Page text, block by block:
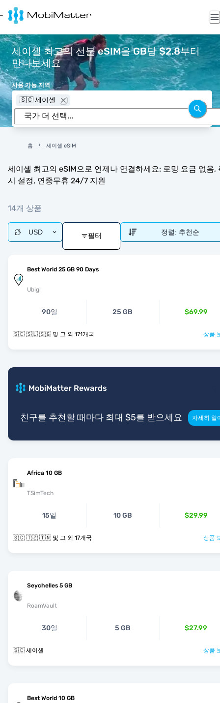
세이셸 최고의 선불 eSIM을 GB당 $2.8부터
만나보세요
사용 가능 지역
🇸🇨 세이셸
홈 세이셸 eSIM
세이셸 최고의 eSIM으로 언제나 연결하세요: 로밍 요금 없음,
시 설정, 연중무휴 24/7 지원
14개 상품
USD 필터 정렬: 추천순
Best World 25 GB 90 Days
Ubigi
90일 25 GB $69.99
🇸🇨 🇸🇱 🇸🇬 및 그 외 171개국 상품
MobiMatter Rewards
친구를 추천할 때마다 최대 $5를 받으세요 자세히 알
Africa 10 GB
TSimTech
15일 10 GB $29.99
🇸🇨 🇹🇿 🇹🇳 및 그 외 17개국 상품
Seychelles 5 GB
RoamVault
30일 5 GB $27.99
🇸🇨 세이셸 상품
Best World 10 GB